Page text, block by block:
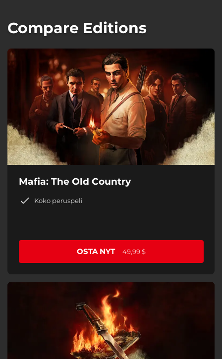
Compare Editions
Mafia: The Old Country
Koko peruspeli
OSTA NYT 49,99 $